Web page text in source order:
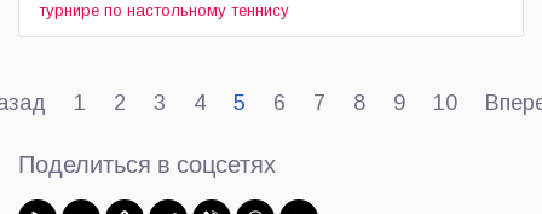
турнире по настольному теннису
1 2 3 4 5 6 7 8 9 10
Поделиться в соцсетях